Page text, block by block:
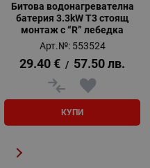
Битова водонагревателна
батерия 3.3kW T3 стоящ
монтаж с “R” лебедка
Арт.№: 553524
29.40 € / 57.50 лв.
КУПИ